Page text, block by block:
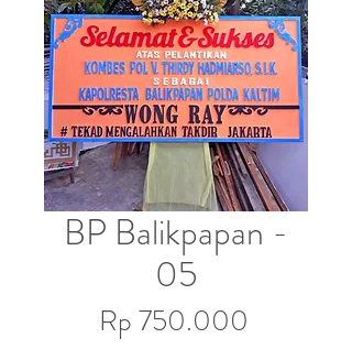
BP Balikpapan -
05
Rp 750.000